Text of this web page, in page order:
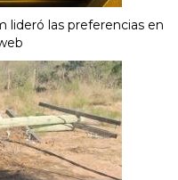
lideró las preferencias en